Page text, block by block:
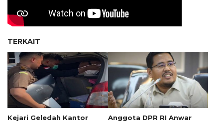
TERKAIT
Kejari Geledah Kantor
Anggota DPR RI Anwar